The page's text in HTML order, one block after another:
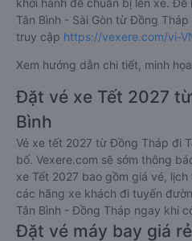
khởi hành để chuẩn bị lên xe.
Tân Bình - Sài Gòn từ Đồng
truy cập https://vexere.com/vi-
Xem hướng dẫn chi tiết, minh
Đặt vé xe Tết 2027
Bình
Vé xe tết 2027 từ Đồng Tháp đi
bố. Vexere.com sẽ sớm thông
xe Tết 2027 bao gồm giá vé,
các hãng xe khách đi tuyến
Tân Bình - Đồng Tháp ngay khi
Đặt vé máy bay giá